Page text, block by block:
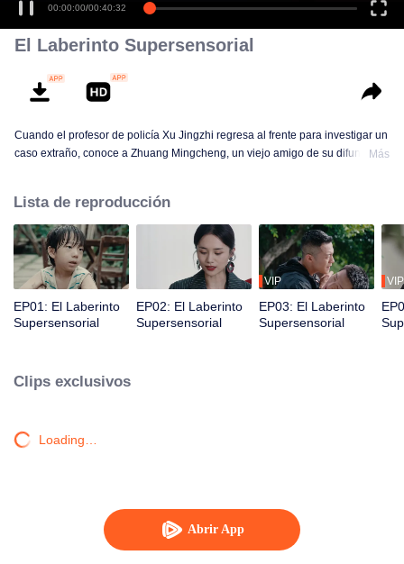
Abrir App
00:00:00/00:40:32
El Laberinto Supersensorial
Cuando el profesor de policía Xu Jingzhi regresa al frente para investigar un
caso extraño, conoce a Zhuang Mingcheng, un viejo amigo de su difunto Más
Lista de reproducción
EP01: El Laberinto
Supersensorial
EP02: El Laberinto
Supersensorial
VIP
EP03: El Laberinto
Supersensorial
VIP
Clips exclusivos
Loading…